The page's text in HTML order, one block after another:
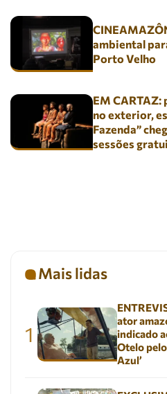
ambiental
Porto Velho
EM CARTAZ:
no exterior,
Fazenda”
sessões
Mais lidas
1
ator
indicado
Otelo
Azul’